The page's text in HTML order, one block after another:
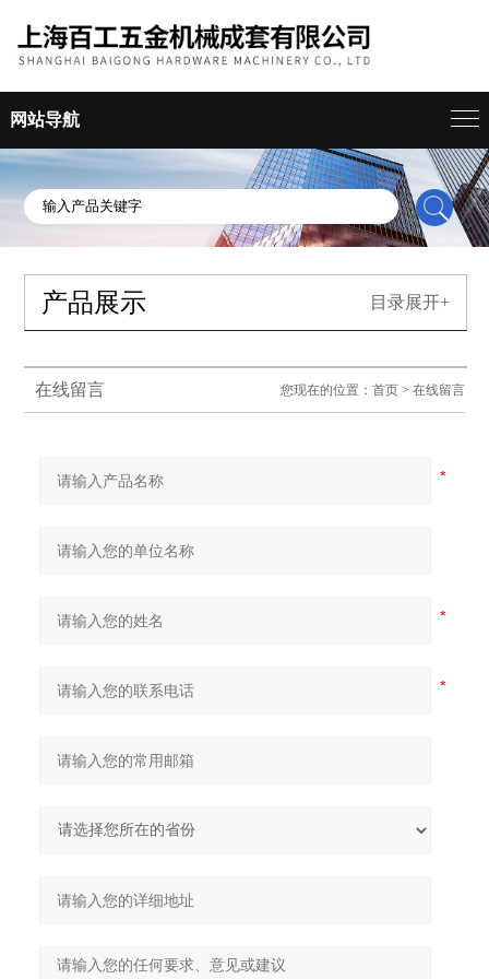
网站导航
产品展示 目录展开+
在线留言 您现在的位置： 首页> 在线留言